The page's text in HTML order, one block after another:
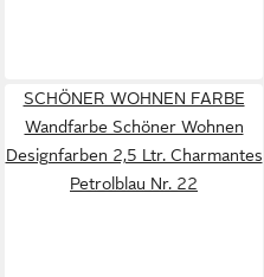
SCHÖNER WOHNEN FARBE
Wandfarbe Schöner Wohnen
Designfarben 2,5 Ltr. Charmantes
Petrolblau Nr. 22